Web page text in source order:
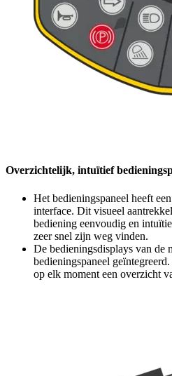
Overzichtelijk, intuïtief
Het bedieningspaneel heeft
interface. Dit visueel
bediening eenvoudig en
zeer snel zijn weg vinden.
De bedieningsdisplays van de
bedieningspaneel
op elk moment een overzicht